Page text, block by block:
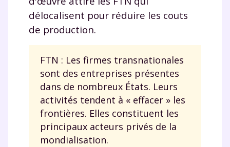
délocalisent pour réduire les couts
de production.
FTN : Les firmes transnationales
sont des entreprises présentes
dans de nombreux États. Leurs
activités tendent à « effacer » les
frontières. Elles constituent les
principaux acteurs privés de la
mondialisation.